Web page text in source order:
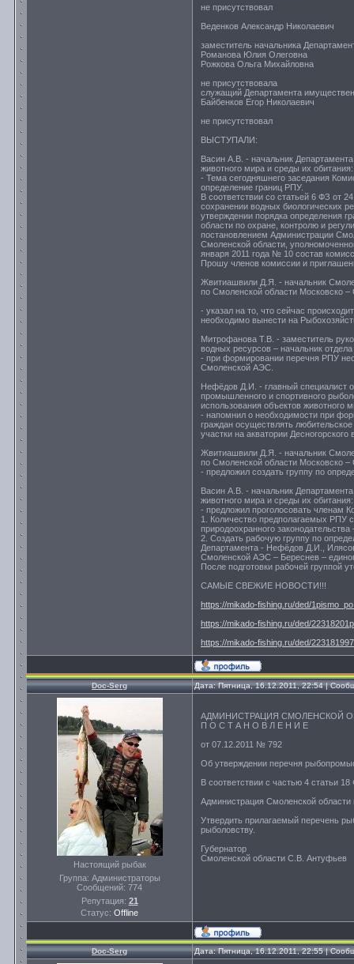
не присутствовал
Веденков Александр Николаевич
заместитель начальника
Романова Юлия Олеговна
Рожкова Ольга Михайловна
не присутствовала
служащий Департамента
Байбенков Егор Николаевич
не присутствовал
ВЫСТУПАЛИ:
Васин А.В. - начальник
животного мира и среды их обитания:
- Тема сегодняшнего заседания
определение границ РПУ.
В соответствии со статьей 6 ФЗ
сохранении водных биологических
утверждении порядка определения
области по охране, контролю и
постановлением Администрации
Смоленской области,
января 2011 года № 10 состав
Прошу членов комиссии и
Жвитиашвили Д.Я. - начальник
по Смоленской области Московско –
- указал на то, что сейчас
необходимо вынести на
Митрофанова Т.В. - заместитель
водных ресурсов – начальник
- при формировании перечня РПУ
Смоленской АЭС.
Нефёдов Д.И. - главный специалист
промышленного и спортивного
использования объектов животного
- напомнил о необходимости при
граждан осуществлять
участки на акватории
Жвитиашвили Д.Я. - начальник
по Смоленской области Московско –
- предложил создать группу по
Васин А.В. - начальник
животного мира и среды их обитания:
- предложил проголосовать членам
1. Количество предполагаемых РПУ
природоохранного законодательства
2. Создать рабочую группу по
Департамента - Нефёдов Д.И.,
Смоленской АЭС – Береснев –
После подготовки рабочей группой
САМЫЕ СВЕЖИЕ НОВОСТИ!!!
https://mikado-fishing.ru/ded/
https://mikado-fishing.ru/ded/
https://mikado-fishing.ru/ded/
Doc-Serg Дата: Пятница, 16.12.2011, 22:54 |
Настоящий рыбак
Группа: Администраторы
Сообщений: 774
Репутация: 21
Статус: Offline
АДМИНИСТРАЦИЯ СМОЛЕНСКОЙ
П О С Т А Н О В Л Е Н И Е
от 07.12.2011 № 792
Об утверждении перечня
В соответствии с частью 4 статьи
Администрация Смоленской области
Утвердить прилагаемый перечень
рыболовству.
Губернатор
Смоленской области С.В. Антуфьев
Doc-Serg Дата: Пятница, 16.12.2011, 22:55 |